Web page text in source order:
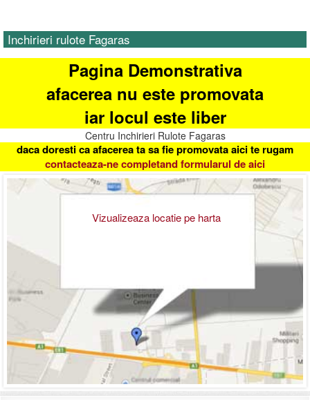
Inchirieri rulote Fagaras
Pagina Demonstrativa
afacerea nu este promovata
iar locul este liber
Centru Inchirieri Rulote Fagaras
daca doresti ca afacerea ta sa fie promovata aici te rugam
contacteaza-ne completand formularul de aici
Vizualizeaza locatie pe harta